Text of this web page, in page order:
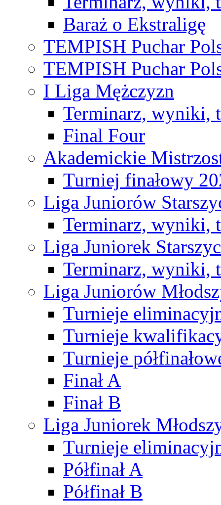
Baraż o Ekstraligę
TEMPISH Puchar
TEMPISH Puchar
I Liga Mężczyzn
Terminarz, wyniki,
Final Four
Akademickie
Turniej finałowy
Liga Juniorów
Terminarz, wyniki,
Liga Juniorek
Terminarz, wyniki,
Liga Juniorów
Turnieje
Turnieje
Turnieje
Finał A
Finał B
Liga Juniorek
Turnieje
Półfinał A
Półfinał B